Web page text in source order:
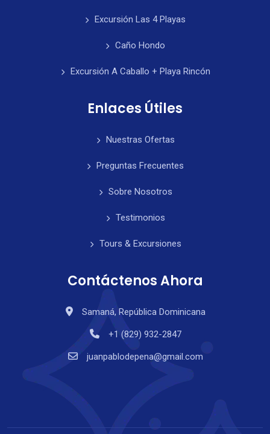
Excursión Las 4 Playas
Caño Hondo
Excursión A Caballo + Playa Rincón
Enlaces Útiles
Nuestras Ofertas
Preguntas Frecuentes
Sobre Nosotros
Testimonios
Tours & Excursiones
Contáctenos Ahora
Samaná, República Dominicana
+1 (829) 932-2847
juanpablodepena@gmail.com